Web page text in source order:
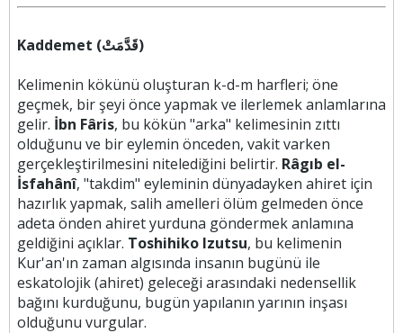
Kaddemet (قَدَّمَتْ)
Kelimenin kökünü oluşturan k-d-m harfleri; öne
geçmek, bir şeyi önce yapmak ve ilerlemek anlamlarına
gelir. İbn Fâris, bu kökün "arka" kelimesinin zıttı
olduğunu ve bir eylemin önceden, vakit varken
gerçekleştirilmesini nitelediğini belirtir. Râgıb el-
İsfahânî, "takdim" eyleminin dünyadayken ahiret için
hazırlık yapmak, salih amelleri ölüm gelmeden önce
adeta önden ahiret yurduna göndermek anlamına
geldiğini açıklar. Toshihiko Izutsu, bu kelimenin
Kur'an'ın zaman algısında insanın bugünü ile
eskatolojik (ahiret) geleceği arasındaki nedensellik
bağını kurduğunu, bugün yapılanın yarının inşası
olduğunu vurgular.